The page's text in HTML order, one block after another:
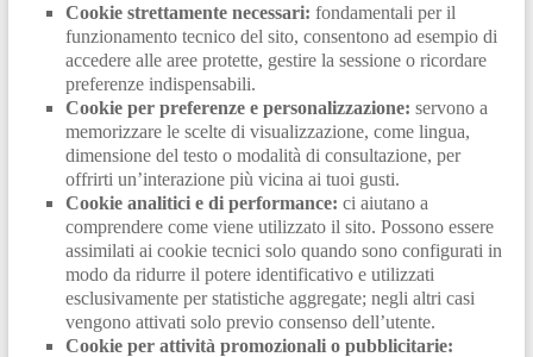
Cookie strettamente necessari: fondamentali per il
funzionamento tecnico del sito, consentono ad esempio di
accedere alle aree protette, gestire la sessione o ricordare
preferenze indispensabili.
Cookie per preferenze e personalizzazione: servono a
memorizzare le scelte di visualizzazione, come lingua,
dimensione del testo o modalità di consultazione, per
offrirti un’interazione più vicina ai tuoi gusti.
Cookie analitici e di performance: ci aiutano a
comprendere come viene utilizzato il sito. Possono essere
assimilati ai cookie tecnici solo quando sono configurati in
modo da ridurre il potere identificativo e utilizzati
esclusivamente per statistiche aggregate; negli altri casi
vengono attivati solo previo consenso dell’utente.
Cookie per attività promozionali o pubblicitarie: